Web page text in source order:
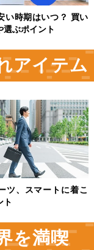
い時期はいつ？ 買い
選ぶポイント
アイテム
ツ、スマートに着こ
ト
を満喫